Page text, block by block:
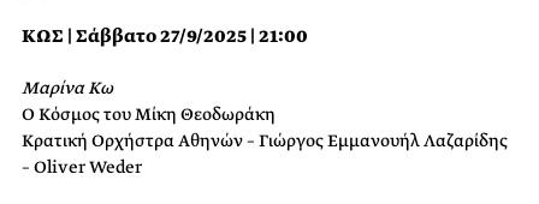
ΚΩΣ | Σάββατο 27/9/2025 | 21:00
Μαρίνα Κω
Ο Κόσμος του Μίκη Θεοδωράκη
Κρατική Ορχήστρα Αθηνών – Γιώργος Εμμανουήλ Λαζαρίδης
– Oliver Weder